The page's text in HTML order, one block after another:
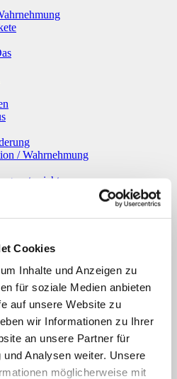
Cookies
Inhalte und Anzeigen zu
für soziale Medien anbieten
auf unsere Website zu
wir Informationen zu Ihrer
an unsere Partner für
Analysen weiter. Unsere
möglicherweise mit
/ Wahrnehmung
100
und Formen